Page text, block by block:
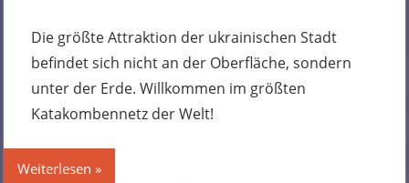
Die größte Attraktion der ukrainischen Stadt
befindet sich nicht an der Oberfläche, sondern
unter der Erde. Willkommen im größten
Katakombennetz der Welt!
Weiterlesen